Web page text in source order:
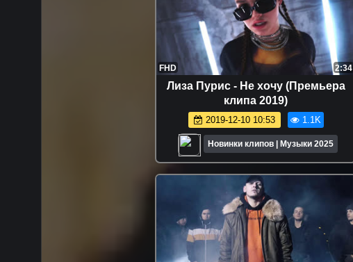
FHD 2:34
Лиза Пурис - Не хочу (Премьера
клипа 2019)
2019-12-10 10:53 1.1K
Новинки клипов | Музыки 2025